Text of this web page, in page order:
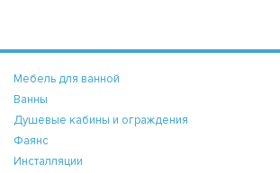
Мебель для ванной
Ванны
Душевые кабины и ограждения
Фаянс
Инсталляции